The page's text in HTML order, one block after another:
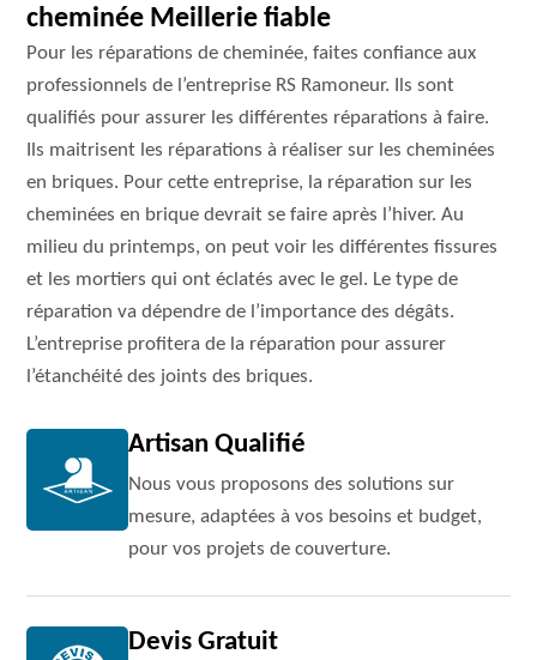
cheminée Meillerie fiable
Pour les réparations de cheminée, faites confiance aux
professionnels de l’entreprise RS Ramoneur. Ils sont
qualifiés pour assurer les différentes réparations à faire.
Ils maitrisent les réparations à réaliser sur les cheminées
en briques. Pour cette entreprise, la réparation sur les
cheminées en brique devrait se faire après l’hiver. Au
milieu du printemps, on peut voir les différentes fissures
et les mortiers qui ont éclatés avec le gel. Le type de
réparation va dépendre de l’importance des dégâts.
L’entreprise profitera de la réparation pour assurer
l’étanchéité des joints des briques.
Artisan Qualifié
Nous vous proposons des solutions sur
mesure, adaptées à vos besoins et budget,
pour vos projets de couverture.
Devis Gratuit